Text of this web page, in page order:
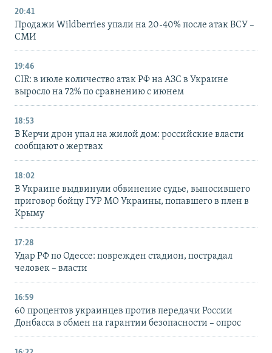
20:41
Продажи Wildberries упали на 20-40% после атак ВСУ –
СМИ
19:46
CIR: в июле количество атак РФ на АЗС в Украине
выросло на 72% по сравнению с июнем
18:53
В Керчи дрон упал на жилой дом: российские власти
сообщают о жертвах
18:02
В Украине выдвинули обвинение судье, выносившего
приговор бойцу ГУР МО Украины, попавшего в плен в
Крыму
17:28
Удар РФ по Одессе: поврежден стадион, пострадал
человек – власти
16:59
60 процентов украинцев против передачи России
Донбасса в обмен на гарантии безопасности – опрос